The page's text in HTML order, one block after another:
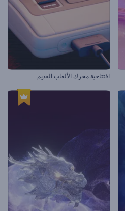
افتتاحية محرك الألعاب القديم